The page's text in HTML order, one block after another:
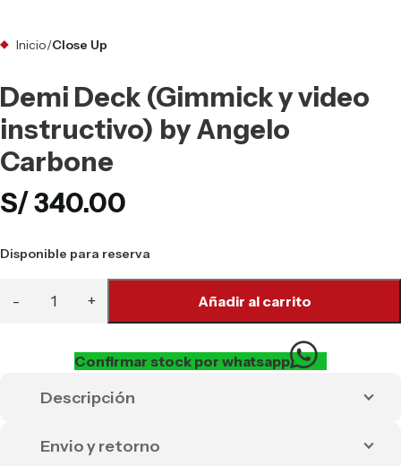
Inicio Close Up
Demi Deck (Gimmick y video
instructivo) by Angelo
Carbone
S/340.00
Disponible para reserva
Añadir al carrito
Confirmar stock por whatsapp
Descripción
Envio y retorno